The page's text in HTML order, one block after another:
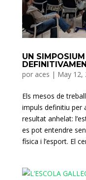
UN
por aces | May 12,
Els mesos de
impuls definitiu per
resultat anhelat:
es pot entendre
física i l’esport. El